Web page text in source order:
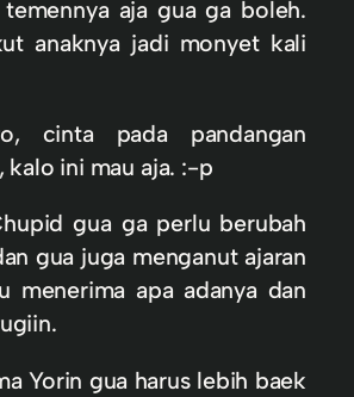
aja gua ga boleh.
anaknya jadi monyet kali
cinta pada pandangan
kalo ini mau aja. :-p
gua ga perlu berubah
gua juga menganut ajaran
menerima apa adanya dan
Yorin gua harus lebih baek